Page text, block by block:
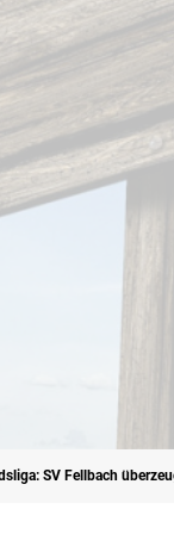
SV Fellbach